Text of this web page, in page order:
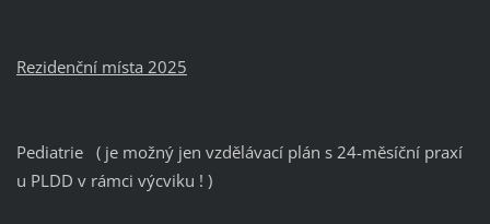
Rezidenční místa 2025
Pediatrie ( je možný jen vzdělávací plán s 24-měsíční praxí
u PLDD v rámci výcviku ! )